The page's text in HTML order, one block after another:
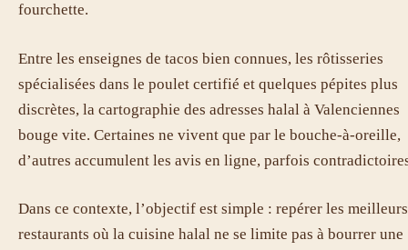
fourchette.
Entre les enseignes de tacos bien connues, les rôtisseries
spécialisées dans le poulet certifié et quelques pépites plus
discrètes, la cartographie des adresses halal à Valenciennes
bouge vite. Certaines ne vivent que par le bouche-à-oreille,
d’autres accumulent les avis en ligne, parfois
Dans ce contexte, l’objectif est simple : repérer les meilleurs
restaurants où la cuisine halal ne se limite pas à bourrer une